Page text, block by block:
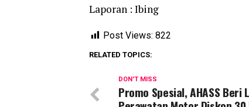
Laporan : Ibing
Post Views: 822
RELATED TOPICS:
DON'T MISS
Promo Spesial, AHASS Beri